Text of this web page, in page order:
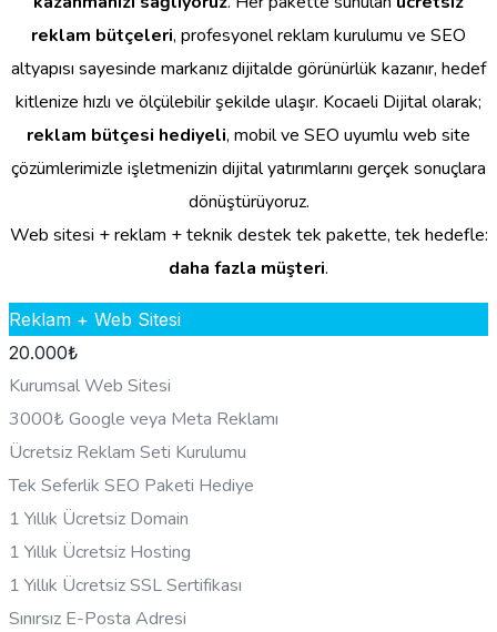
reklam bütçeleri, profesyonel reklam kurulumu ve SEO
altyapısı sayesinde markanız dijitalde görünürlük kazanır, hedef
kitlenize hızlı ve ölçülebilir şekilde ulaşır. Kocaeli Dijital olarak;
reklam bütçesi hediyeli, mobil ve SEO uyumlu web site
çözümlerimizle işletmenizin dijital yatırımlarını gerçek sonuçlara
dönüştürüyoruz.
Web sitesi + reklam + teknik destek tek pakette, tek hedefle:
daha fazla müşteri.
Reklam + Web Sitesi
20.000₺
Kurumsal Web Sitesi
3000₺ Google veya Meta Reklamı
Ücretsiz Reklam Seti Kurulumu
Tek Seferlik SEO Paketi Hediye
1 Yıllık Ücretsiz Domain
1 Yıllık Ücretsiz Hosting
1 Yıllık Ücretsiz SSL Sertifikası
Sınırsız E-Posta Adresi